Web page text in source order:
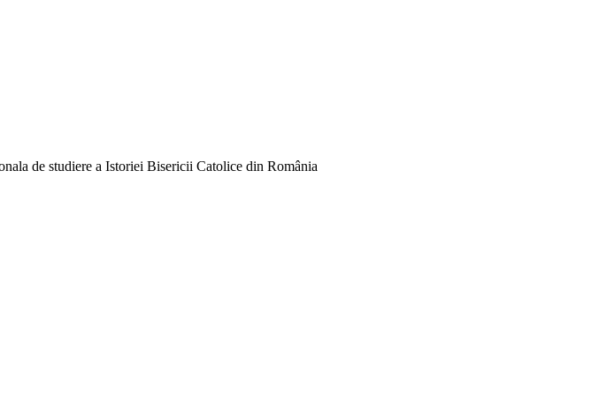
de studiere a Istoriei Bisericii Catolice din România